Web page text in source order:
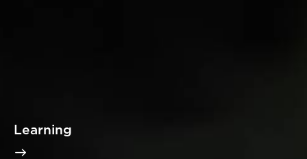
Learning